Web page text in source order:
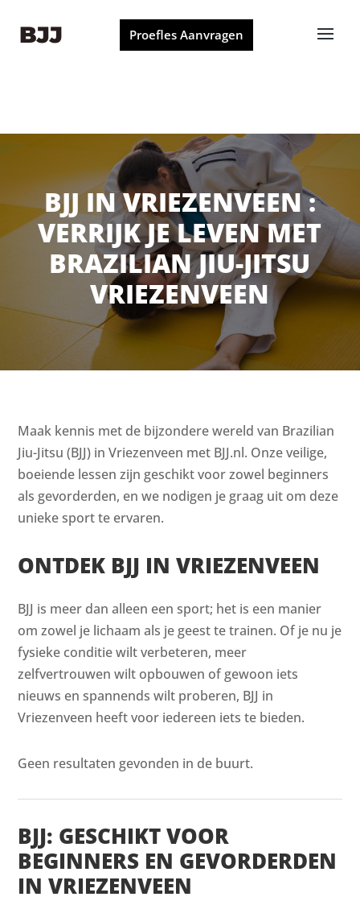
Proefles Aanvragen
BJJ IN VRIEZENVEEN :
VERRIJK JE LEVEN MET
BRAZILIAN JIU-JITSU
VRIEZENVEEN
Maak kennis met de bijzondere wereld van Brazilian
Jiu-Jitsu (BJJ) in Vriezenveen met BJJ.nl. Onze veilige,
boeiende lessen zijn geschikt voor zowel beginners
als gevorderden, en we nodigen je graag uit om deze
unieke sport te ervaren.
ONTDEK BJJ IN VRIEZENVEEN
BJJ is meer dan alleen een sport; het is een manier
om zowel je lichaam als je geest te trainen. Of je nu je
fysieke conditie wilt verbeteren, meer
zelfvertrouwen wilt opbouwen of gewoon iets
nieuws en spannends wilt proberen, BJJ in
Vriezenveen heeft voor iedereen iets te bieden.
Geen resultaten gevonden in de buurt.
BJJ: GESCHIKT VOOR
BEGINNERS EN GEVORDERDEN
IN VRIEZENVEEN